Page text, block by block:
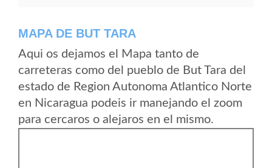
MAPA DE BUT TARA
Aqui os dejamos el Mapa tanto de
carreteras como del pueblo de But Tara del
estado de Region Autonoma Atlantico Norte
en Nicaragua podeis ir manejando el zoom
para cercaros o alejaros en el mismo.